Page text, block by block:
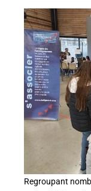
Regroupant